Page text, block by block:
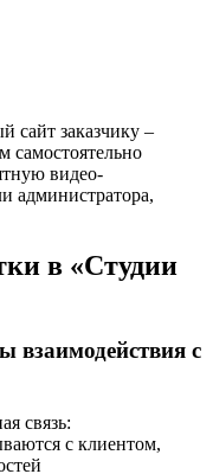
сайт заказчику –
самостоятельно
видео-
администратора,
в «Студии
взаимодействия с
связь:
с клиентом,